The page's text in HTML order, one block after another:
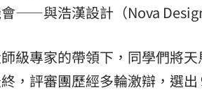
——與浩漢設計（Nova
級專家的帶領下，同學們將
，評審團歷經多輪激辯，選